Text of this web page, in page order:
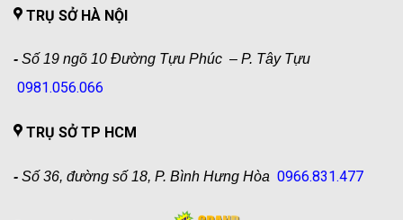
TRỤ SỞ HÀ NỘI
- Số 19 ngõ 10 Đường Tựu Phúc – P. Tây Tựu
0981.056.066
TRỤ SỞ TP HCM
- Số 36, đường số 18, P. Bình Hưng Hòa 0966.831.477